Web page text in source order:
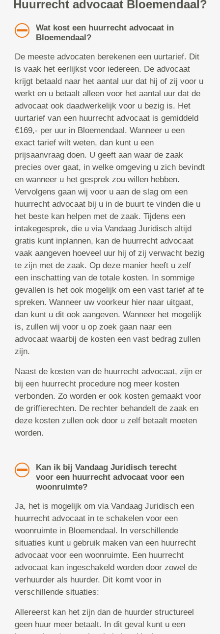
Huurrecht advocaat Bloemendaal?
Wat kost een huurrecht advocaat in
Bloemendaal?
De meeste advocaten berekenen een uurtarief. Dit
is vaak het eerlijkst voor iedereen. De advocaat
krijgt betaald naar het aantal uur dat hij of zij voor u
werkt en u betaalt alleen voor het aantal uur dat de
advocaat ook daadwerkelijk voor u bezig is. Het
uurtarief van een huurrecht advocaat is gemiddeld
€169,- per uur in Bloemendaal. Wanneer u een
exact tarief wilt weten, dan kunt u een
prijsaanvraag doen. U geeft aan waar de zaak
precies over gaat, in welke omgeving u zich bevindt
en wanneer u het gesprek zou willen hebben.
Vervolgens gaan wij voor u aan de slag om een
huurrecht advocaat bij u in de buurt te vinden die u
het beste kan helpen met de zaak. Tijdens een
intakegesprek, die u via Vandaag Juridisch altijd
gratis kunt inplannen, kan de huurrecht advocaat
vaak aangeven hoeveel uur hij of zij verwacht bezig
te zijn met de zaak. Op deze manier heeft u zelf
een inschatting van de totale kosten. In sommige
gevallen is het ook mogelijk om een vast tarief af te
spreken. Wanneer uw voorkeur hier naar uitgaat,
dan kunt u dit ook aangeven. Wanneer het mogelijk
is, zullen wij voor u op zoek gaan naar een
advocaat waarbij de kosten een vast bedrag zullen
zijn.
Naast de kosten van de huurrecht advocaat, zijn er
bij een huurrecht procedure nog meer kosten
verbonden. Zo worden er ook kosten gemaakt voor
de griffierechten. De rechter behandelt de zaak en
deze kosten zullen ook door u zelf betaalt moeten
worden.
Kan ik bij Vandaag Juridisch terecht
voor een huurrecht advocaat voor een
woonruimte?
Ja, het is mogelijk om via Vandaag Juridisch een
huurrecht advocaat in te schakelen voor een
woonruimte in Bloemendaal. In verschillende
situaties kunt u gebruik maken van een huurrecht
advocaat voor een woonruimte. Een huurrecht
advocaat kan ingeschakeld worden door zowel de
verhuurder als huurder. Dit komt voor in
verschillende situaties:
Allereerst kan het zijn dan de huurder structureel
geen huur meer betaalt. In dit geval kunt u een